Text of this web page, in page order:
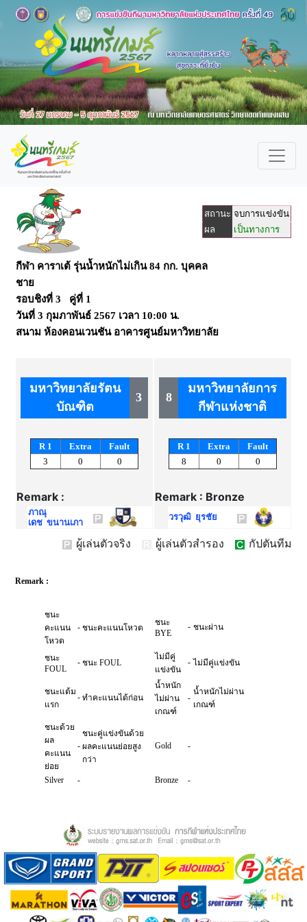
สถานะ จบการแข่งขัน
ผล
เป็นทางการ
กีฬา คาราเต้ รุ่นน้ำหนักไม่เกิน 84 กก. บุคคล
ชาย
รอบชิงที่ 3 คู่ที่ 1
วันที่ 3 กุมภาพันธ์ 2567 เวลา 10:00 น.
สนาม ห้องคอนเวนชัน อาคารศูนย์มหาวิทยาลัย
มหาวิทยาลัยรัตน
บัณฑิต
3
R 1 Extra
Fault
3
0 0
Remark :
ภาณุ
เดช ขนานเภา
8
มหาวิทยาลัยการ
กีฬาแห่งชาติ
R 1 Extra
Fault
8
0 0
Remark : Bronze
วรวุฒิ ยุรชัย
ผู้เล่นตัวจริง ผู้เล่นตัวสำรอง กัปตันทีม
Remark :
ชนะ
คะแนน
โหวต
- ชนะคะแนนโหวต
ชนะ
BYE
- ชนะผ่าน
ชนะ
FOUL
- ชนะ FOUL
ไม่มีคู่
แข่งขัน
- ไม่มีคู่แข่งขัน
ชนะแต้ม
แรก
- ทำคะแนนได้ก่อน
น้ำหนัก
ไม่ผ่าน
เกณฑ์
-
น้ำหนักไม่ผ่าน
เกณฑ์
ชนะด้วย
ผล
คะแนน
ย่อย
-
ชนะคู่แข่งขันด้วย
ผลคะแนนย่อยสูง
กว่า
Gold -
Silver - Bronze -